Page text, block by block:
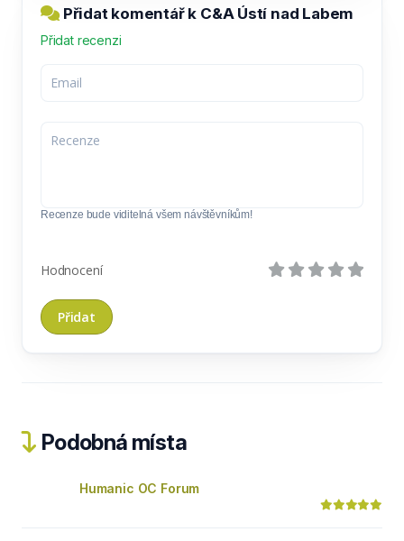
Přidat komentář k C&A Ústí nad Labem
Přidat recenzi
Recenze bude viditelná všem návštěvníkům!
Hodnocení
Podobná místa
Humanic OC Forum